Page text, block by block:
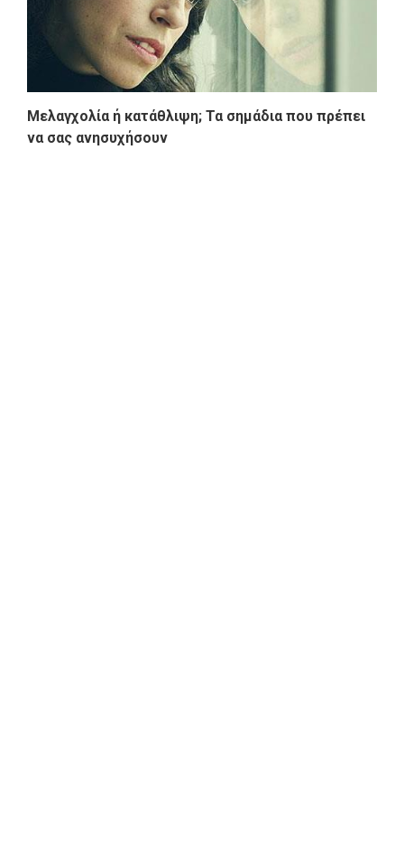
Μελαγχολία ή κατάθλιψη; Τα σημάδια που πρέπει
να σας ανησυχήσουν